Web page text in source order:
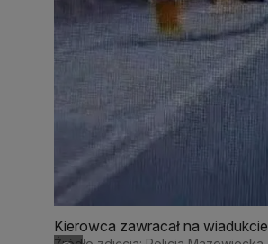
Kierowca zawracał na wiadukcie